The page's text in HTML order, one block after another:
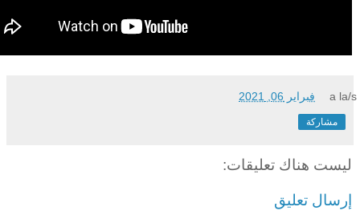
a la/s فبراير 06, 2021
مشاركة
ليست هناك تعليقات:
إرسال تعليق